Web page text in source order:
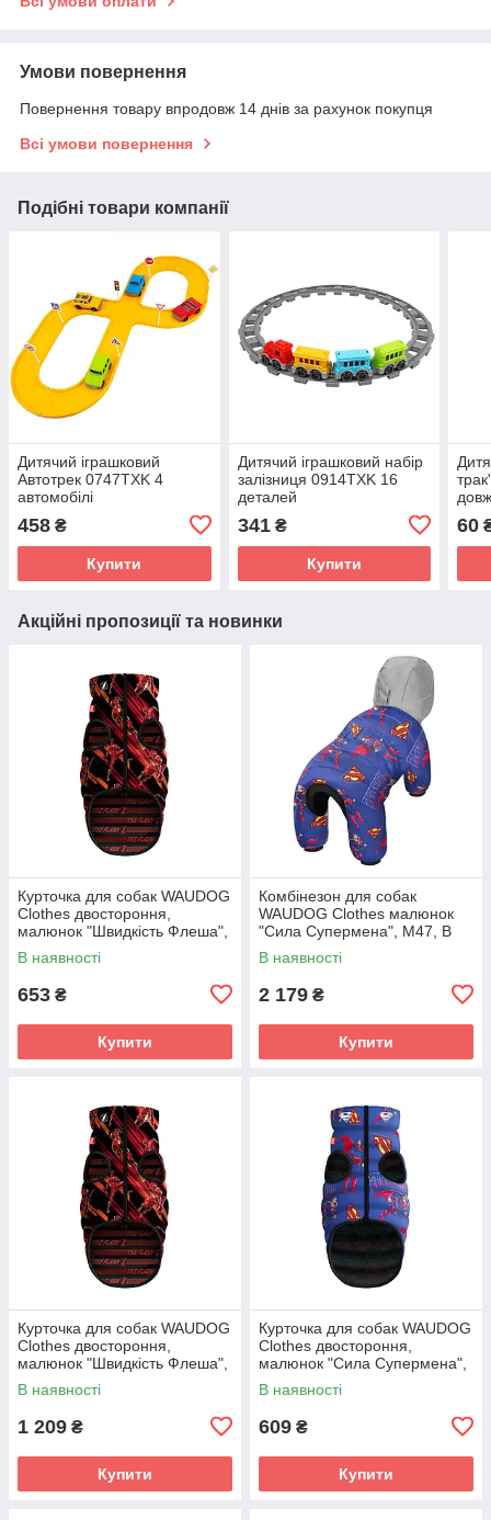
Умови повернення
Повернення товару впродовж 14 днів за рахунок покупця
Всі умови повернення
Подібні товари компанії
Дитячий іграшковий
Автотрек 0747TXK 4
автомобілі
458 ₴
Купити
Дитячий іграшковий набір
залізниця 0914TXK 16
деталей
341₴
Купити
60
Акційні пропозиції та новинки
Курточка для собак WAUDOG
Clothes двостороння,
малюнок "Швидкість Флеша",
XS30, В 43-45 см, С 30-33 см
В наявності
653 ₴
Купити
Комбінезон для собак
WAUDOG Clothes малюнок
"Сила Супермена", M47, В
69-72 см, С 41-44 см
В наявності
2 179 ₴
Купити
Курточка для собак WAUDOG
Clothes двостороння,
малюнок "Швидкість Флеша",
M50, В 76-78 см, С 55-60 см
В наявності
1 209 ₴
Купити
Курточка для собак WAUDOG
Clothes двостороння,
малюнок "Сила Супермена",
XS25, В 36-38 см, С 27-30 см
В наявності
609 ₴
Купити